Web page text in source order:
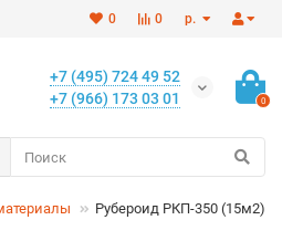
р.
0
0
+7 (495) 724 49 52
+7 (966) 173 03 01
0
Рубероид РКП-350 (15м2)